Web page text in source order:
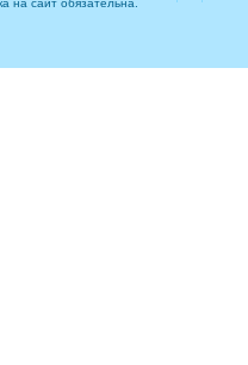
на сайт обязательна.